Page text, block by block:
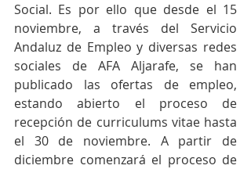
Social. Es por ello que desde el 15
noviembre, a través del Servicio
Andaluz de Empleo y diversas redes
sociales de AFA Aljarafe, se han
publicado las ofertas de empleo,
estando abierto el proceso de
recepción de curriculums vitae hasta
el 30 de noviembre. A partir de
diciembre comenzará el proceso de